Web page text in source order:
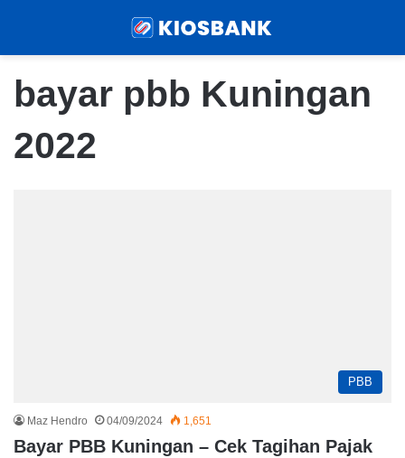
bayar pbb Kuningan
2022
PBB
Maz Hendro 04/09/2024 1,651
Bayar PBB Kuningan – Cek Tagihan Pajak